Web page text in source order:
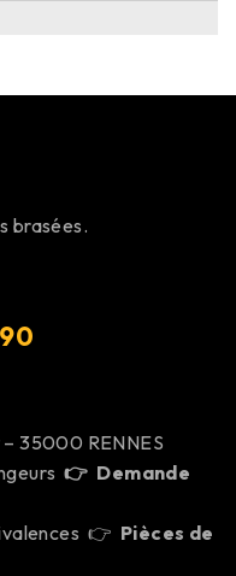
brasées.
0
35000 RENNES
👉 Demande
👉 Pièces de